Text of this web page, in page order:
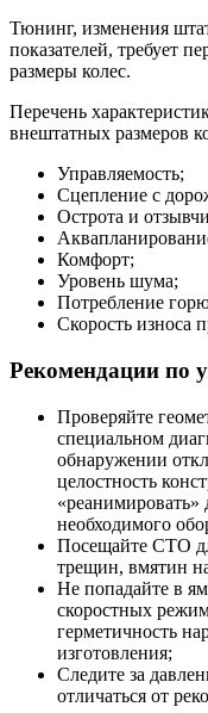
Тюнинг, изменения
показателей, требует
размеры колес.
Перечень
внештатных размеров
Управляемость;
Сцепление с
Острота и
Комфорт;
Уровень шума;
Потребление
Скорость износа
Рекомендации по
Проверяйте
специальном
обнаружении
целостность
«реанимировать»
необходимого
Посещайте СТО
трещин, вмятин
Не попадайте в
скоростных
герметичность
изготовления;
Следите за
отличаться от